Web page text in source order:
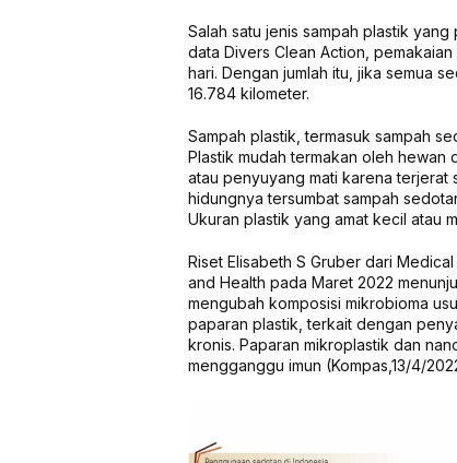
Salah satu jenis sampah plastik
data Divers Clean Action,
hari. Dengan jumlah itu, jika semua
16.784 kilometer.
Sampah plastik, termasuk sampah
Plastik mudah termakan oleh
atau penyuyang mati karena terjerat
hidungnya tersumbat sampah
Ukuran plastik yang amat kecil atau
Riset Elisabeth S Gruber dari
and Health pada Maret 2022
mengubah komposisi mikrobioma
paparan plastik, terkait dengan
kronis. Paparan mikroplastik dan
mengganggu imun (Kompas,13/4/